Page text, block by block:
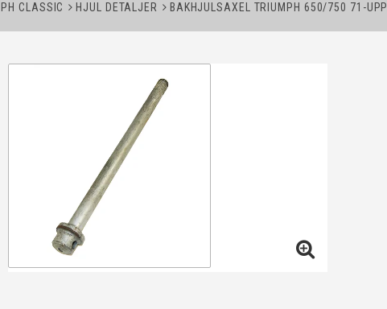
CLASSIC HJUL DETALJER BAKHJULSAXEL TRIUMPH 650/750 71-UPP